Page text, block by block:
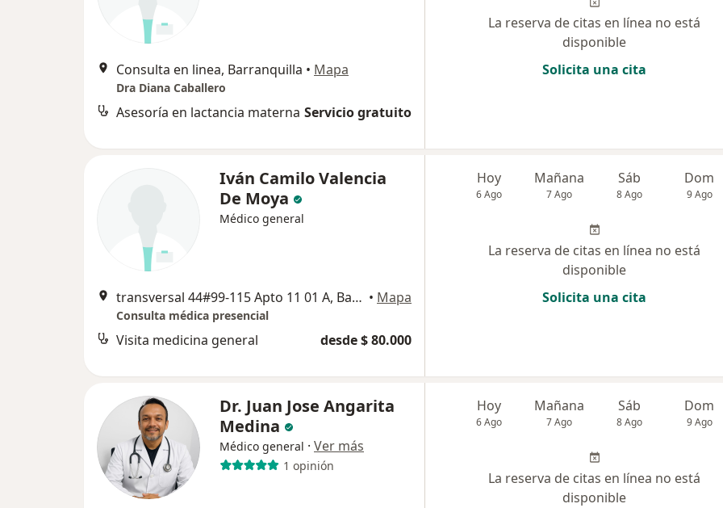
Consulta en linea, Barranquilla • Mapa
Dra Diana Caballero
Asesoría en lactancia materna Servicio gratuito
La reserva de citas en línea no está
disponible
Solicita una cita
Iván Camilo Valencia
De Moya
Médico general
transversal 44#99-115 Apto 11 01 A, Barranquilla • Mapa
Consulta médica presencial
Visita medicina general desde $ 80.000
Hoy
6 Ago
Mañana
7 Ago
Sáb
8 Ago
Dom
9 Ago
La reserva de citas en línea no está
disponible
Solicita una cita
Dr. Juan Jose Angarita
Medina
Médico general · Ver más
1 opinión
Hoy
6 Ago
Mañana
7 Ago
Sáb
8 Ago
Dom
9 Ago
La reserva de citas en línea no está
disponible